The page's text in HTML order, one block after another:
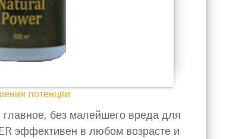
потенции
без малейшего вреда для
эффективен в любом возрасте и